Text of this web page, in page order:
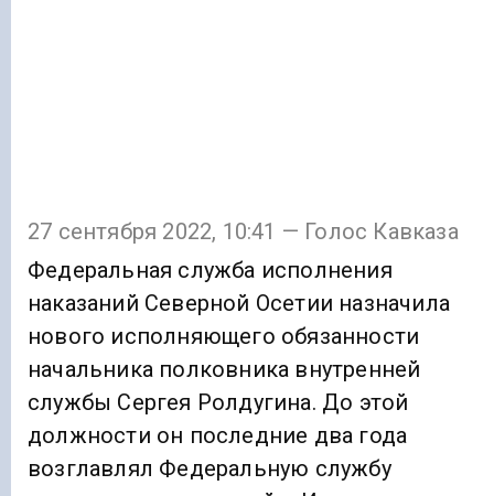
27 сентября 2022, 10:41 — Голос Кавказа
Федеральная служба исполнения
наказаний Северной Осетии назначила
нового исполняющего обязанности
начальника полковника внутренней
службы Сергея Ролдугина. До этой
должности он последние два года
возглавлял Федеральную службу